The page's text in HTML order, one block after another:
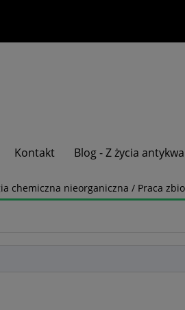
Kontakt Blog - Z życia
chemiczna nieorganiczna / Praca